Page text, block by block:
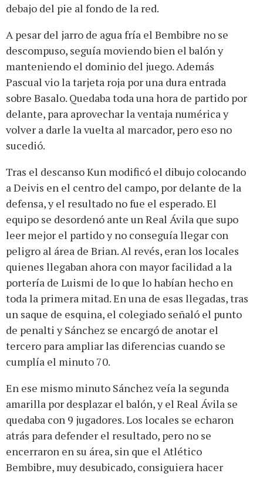
debajo del pie al fondo de la red.
A pesar del jarro de agua fría el Bembibre no se
descompuso, seguía moviendo bien el balón y
manteniendo el dominio del juego. Además
Pascual vio la tarjeta roja por una dura entrada
sobre Basalo. Quedaba toda una hora de partido por
delante, para aprovechar la ventaja numérica y
volver a darle la vuelta al marcador, pero eso no
sucedió.
Tras el descanso Kun modificó el dibujo colocando
a Deivis en el centro del campo, por delante de la
defensa, y el resultado no fue el esperado. El
equipo se desordenó ante un Real Ávila que supo
leer mejor el partido y no conseguía llegar con
peligro al área de Brian. Al revés, eran los locales
quienes llegaban ahora con mayor facilidad a la
portería de Luismi de lo que lo habían hecho en
toda la primera mitad. En una de esas llegadas, tras
un saque de esquina, el colegiado señaló el punto
de penalti y Sánchez se encargó de anotar el
tercero para ampliar las diferencias cuando se
cumplía el minuto 70.
En ese mismo minuto Sánchez veía la segunda
amarilla por desplazar el balón, y el Real Ávila se
quedaba con 9 jugadores. Los locales se echaron
atrás para defender el resultado, pero no se
encerraron en su área, sin que el Atlético
Bembibre, muy desubicado, consiguiera hacer